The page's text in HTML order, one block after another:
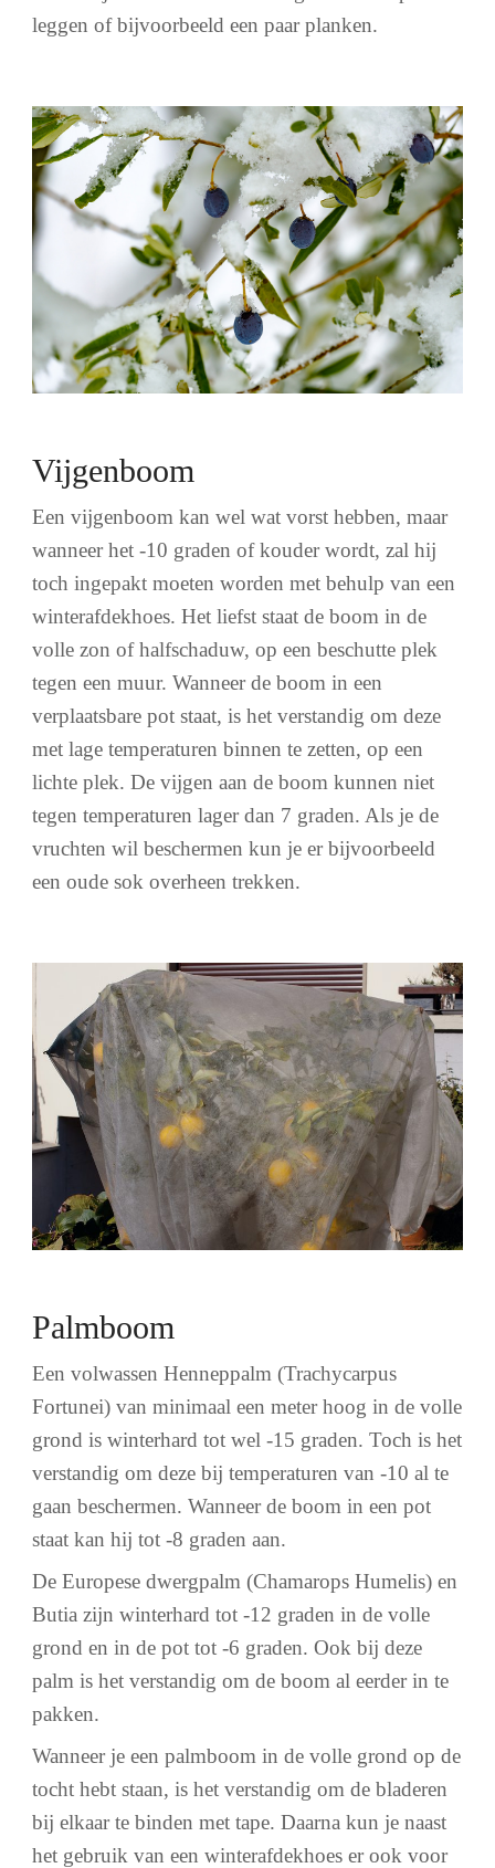
leggen of bijvoorbeeld een paar planken.
Vijgenboom
Een vijgenboom kan wel wat vorst hebben, maar
wanneer het -10 graden of kouder wordt, zal hij
toch ingepakt moeten worden met behulp van een
winterafdekhoes. Het liefst staat de boom in de
volle zon of halfschaduw, op een beschutte plek
tegen een muur. Wanneer de boom in een
verplaatsbare pot staat, is het verstandig om deze
met lage temperaturen binnen te zetten, op een
lichte plek. De vijgen aan de boom kunnen niet
tegen temperaturen lager dan 7 graden. Als je de
vruchten wil beschermen kun je er bijvoorbeeld
een oude sok overheen trekken.
Palmboom
Een volwassen Henneppalm (Trachycarpus
Fortunei) van minimaal een meter hoog in de volle
grond is winterhard tot wel -15 graden. Toch is het
verstandig om deze bij temperaturen van -10 al te
gaan beschermen. Wanneer de boom in een pot
staat kan hij tot -8 graden aan.
De Europese dwergpalm (Chamarops Humelis) en
Butia zijn winterhard tot -12 graden in de volle
grond en in de pot tot -6 graden. Ook bij deze
palm is het verstandig om de boom al eerder in te
pakken.
Wanneer je een palmboom in de volle grond op de
tocht hebt staan, is het verstandig om de bladeren
bij elkaar te binden met tape. Daarna kun je naast
het gebruik van een winterafdekhoes er ook voor